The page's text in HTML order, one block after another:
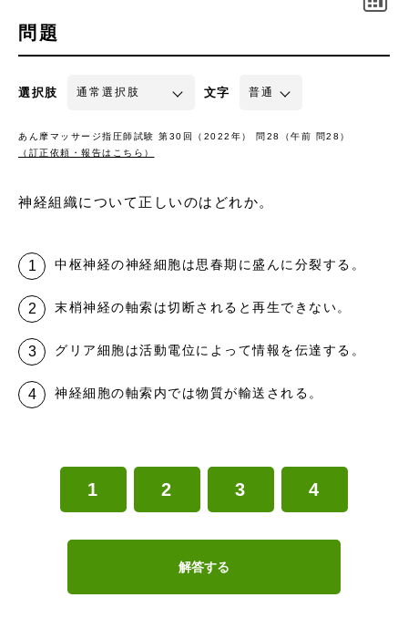
問題
選択肢 文字
あん摩マッサージ指圧師試験 第30回（2022年） 問28（午前 問28）
（訂正依頼・報告はこちら）
神経組織について正しいのはどれか。
中枢神経の神経細胞は思春期に盛んに分裂する。
末梢神経の軸索は切断されると再生できない。
グリア細胞は活動電位によって情報を伝達する。
神経細胞の軸索内では物質が輸送される。
1 2 3 4
解答する